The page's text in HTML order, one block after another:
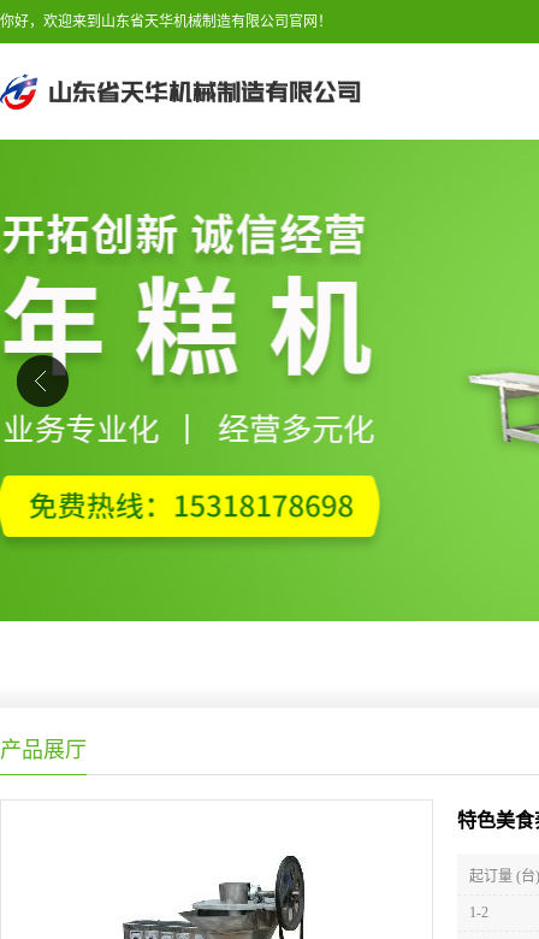
你好，欢迎来到山东省天华机械制造有限公司官网！
产品展厅
特色美食
起订量 (台)
1-2